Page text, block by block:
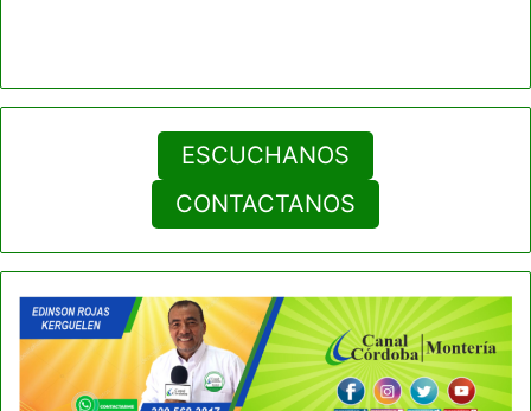
ESCUCHANOS
CONTACTANOS